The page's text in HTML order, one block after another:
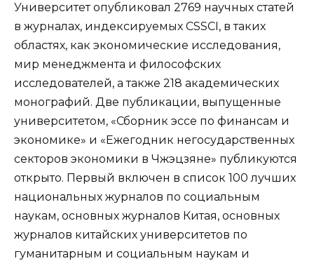
Университет опубликовал 2769 научных статей
в журналах, индексируемых CSSCI, в таких
областях, как экономические исследования,
мир менеджмента и философских
исследователей, а также 218 академических
монографий. Две публикации, выпущенные
университетом, «Сборник эссе по финансам и
экономике» и «Ежегодник негосударственных
секторов экономики в Чжэцзяне» публикуются
открыто. Первый включен в список 100 лучших
национальных журналов по социальным
наукам, основных журналов Китая, основных
журналов китайских университетов по
гуманитарным и социальным наукам и